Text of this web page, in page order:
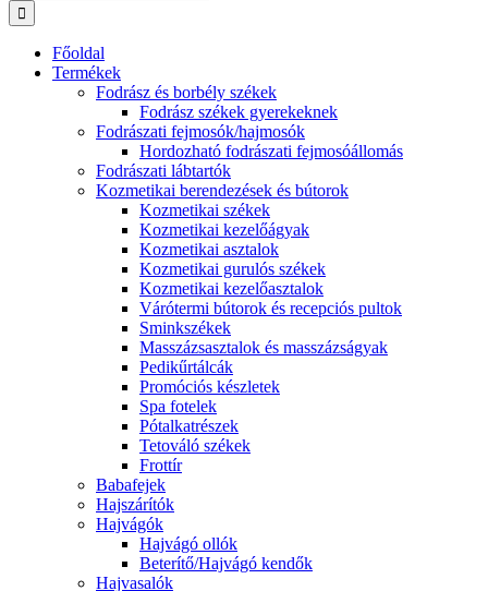
Főoldal
Termékek
Fodrász és borbély székek
Fodrász székek gyerekeknek
Fodrászati fejmosók/hajmosók
Hordozható fodrászati fejmosóállomás
Fodrászati lábtartók
Kozmetikai berendezések és bútorok
Kozmetikai székek
Kozmetikai kezelőágyak
Kozmetikai asztalok
Kozmetikai gurulós székek
Kozmetikai kezelőasztalok
Várótermi bútorok és recepciós pultok
Sminkszékek
Masszázsasztalok és masszázságyak
Pedikűrtálcák
Promóciós készletek
Spa fotelek
Pótalkatrészek
Tetováló székek
Frottír
Babafejek
Hajszárítók
Hajvágók
Hajvágó ollók
Beterítő/Hajvágó kendők
Hajvasalók